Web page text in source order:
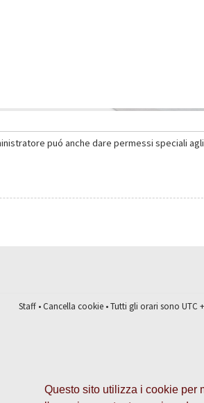
Questo sito utilizza i cookie per
puó anche dare permessi speciali
Staff•Cancella cookie• Tutti gli orari sono UTC